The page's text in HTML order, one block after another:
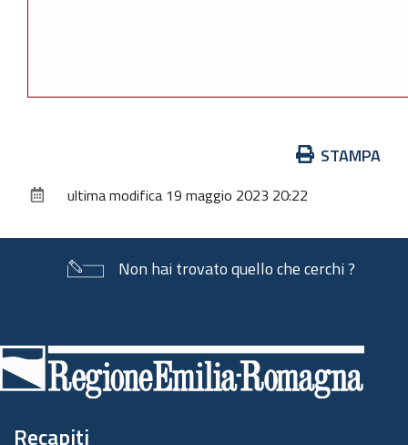
documento
STAMPA
ultima modifica 19 maggio 2023 20:22
Non hai trovato quello che cerchi ?
di
pagina
Recapiti